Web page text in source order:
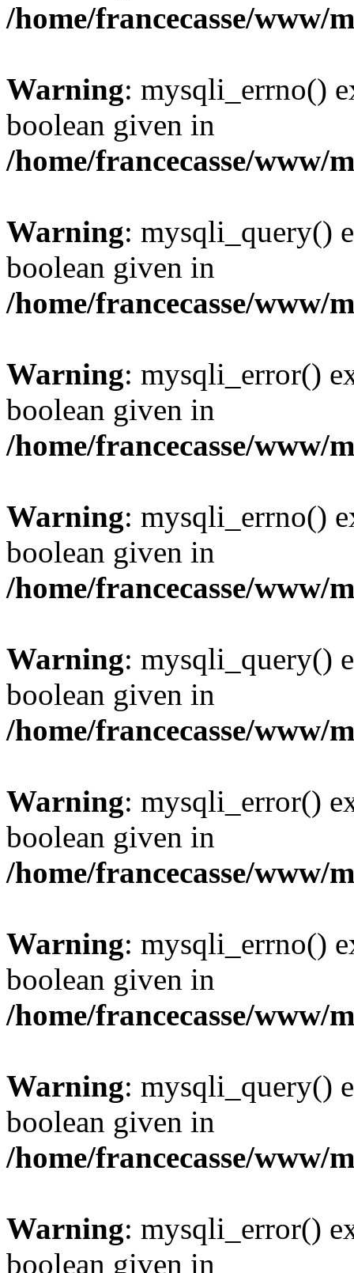
/home/francecasse/www/
Warning: mysqli_errno()
boolean given in
/home/francecasse/www/
Warning: mysqli_query()
boolean given in
/home/francecasse/www/
Warning: mysqli_error()
boolean given in
/home/francecasse/www/
Warning: mysqli_errno()
boolean given in
/home/francecasse/www/
Warning: mysqli_query()
boolean given in
/home/francecasse/www/
Warning: mysqli_error()
boolean given in
/home/francecasse/www/
Warning: mysqli_errno()
boolean given in
/home/francecasse/www/
Warning: mysqli_query()
boolean given in
/home/francecasse/www/
Warning: mysqli_error()
boolean given in